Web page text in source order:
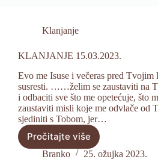
Klanjanje
KLANJANJE 15.03.2023.
Evo me Isuse i večeras pred Tvojim
susresti. ……želim se zaustaviti na
i odbaciti sve što me opetećuje, što
zaustaviti misli koje me odvlače od
sjediniti s Tobom, jer…
Pročitajte više
KLANJANJE
15.03.2023.
Branko 25. ožujka 2023.